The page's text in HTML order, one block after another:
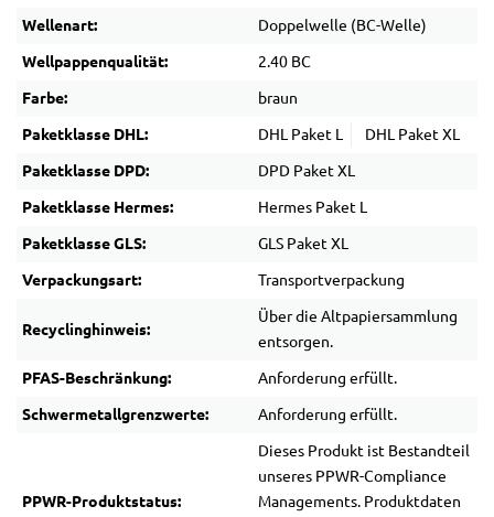
Wellenart: Doppelwelle (BC-Welle)
Wellpappenqualität: 2.40 BC
Farbe: braun
Paketklasse DHL: DHL Paket L DHL Paket XL
Paketklasse DPD: DPD Paket XL
Paketklasse Hermes: Hermes Paket L
Paketklasse GLS: GLS Paket XL
Verpackungsart: Transportverpackung
Recyclinghinweis:
Über die Altpapiersammlung
entsorgen.
PFAS-Beschränkung: Anforderung erfüllt.
Schwermetallgrenzwerte: Anforderung erfüllt.
PPWR-Produktstatus:
Dieses Produkt ist Bestandteil
unseres PPWR-Compliance
Managements. Produktdaten